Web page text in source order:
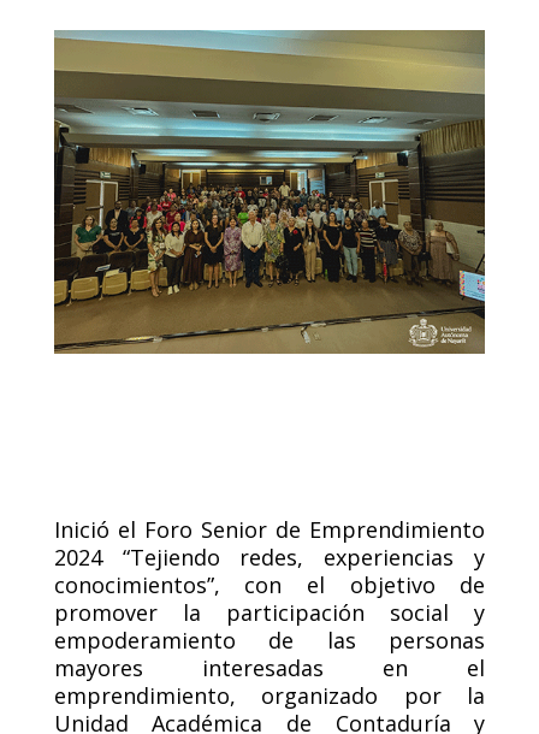
Inició el Foro Senior de Emprendimiento
2024 “Tejiendo redes, experiencias y
conocimientos”, con el objetivo de
promover la participación social y
empoderamiento de las personas
mayores interesadas en el
emprendimiento, organizado por la
Unidad Académica de Contaduría y